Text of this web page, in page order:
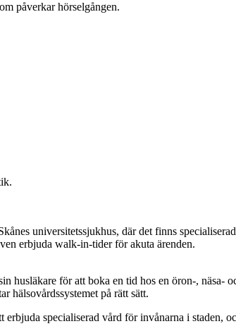
påverkar hörselgången.
universitetssjukhus, där det finns
erbjuda walk-in-tider för akuta ärenden.
husläkare för att boka en tid hos en öron-, näsa-
hälsovårdssystemet på rätt sätt.
specialiserad vård för invånarna i